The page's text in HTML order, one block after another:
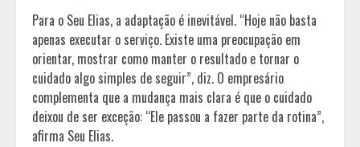
Para o Seu Elias, a adaptação é inevitável. “Hoje não basta
apenas executar o serviço. Existe uma preocupação em
orientar, mostrar como manter o resultado e tornar o
cuidado algo simples de seguir”, diz. O empresário
complementa que a mudança mais clara é que o cuidado
deixou de ser exceção: “Ele passou a fazer parte da rotina”,
afirma Seu Elias.